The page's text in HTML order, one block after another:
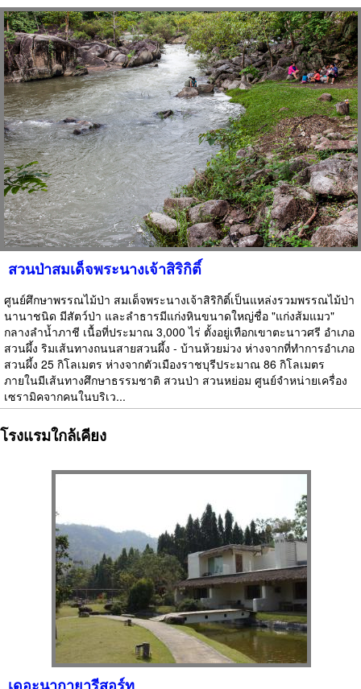
สวนป่าสมเด็จพระนางเจ้าสิริกิติ์
ศูนย์ศึกษาพรรณไม้ป่า สมเด็จพระนางเจ้าสิริกิติ์เป็นแหล่งรวมพรรณไม้ป่า
นานาชนิด มีสัตว์ป่า และลำธารมีแก่งหินขนาดใหญ่ชื่อ "แก่งส้มแมว"
กลางลำน้ำภาชี เนื้อที่ประมาณ 3,000 ไร่ ตั้งอยู่เทือกเขาตะนาวศรี อำเภอ
สวนผึ้ง ริมเส้นทางถนนสายสวนผึ้ง - บ้านห้วยม่วง ห่างจากที่ทำการอำเภอ
สวนผึ้ง 25 กิโลเมตร ห่างจากตัวเมืองราชบุรีประมาณ 86 กิโลเมตร
ภายในมีเส้นทางศึกษาธรรมชาติ สวนป่า สวนหย่อม ศูนย์จำหน่ายเครื่อง
เซรามิคจากคนในบริเว...
โรงแรมใกล้เคียง